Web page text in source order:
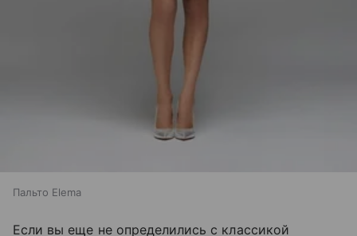
Пальто Elema
Если вы еще не определились с классикой